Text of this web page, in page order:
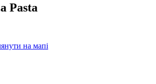
Pasta
на мапі